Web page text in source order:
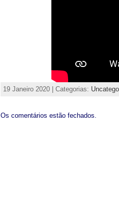
19 Janeiro 2020 | Categorias:
Os comentários estão fechados.